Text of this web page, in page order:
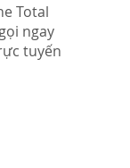
Total
ngay
tuyến